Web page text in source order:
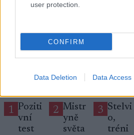
user protection.
CONFIRM
Data Deletion Data Access
NEJČTĚNĚJŠÍ
1 Poziti
vní
test
2 Mistr
yně
světa
3 Stelvi
o,
tréni